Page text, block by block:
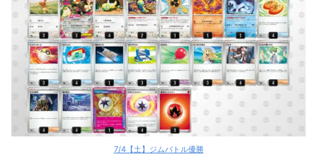
7/4【土】ジムバトル優勝